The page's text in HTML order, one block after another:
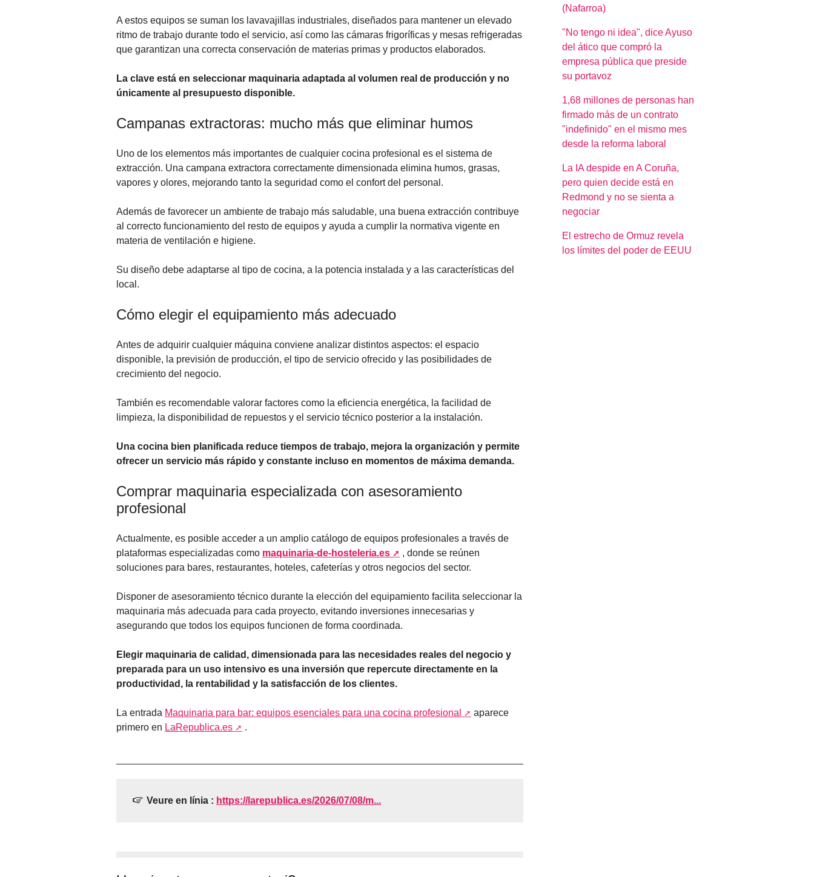
A estos equipos se suman los lavavajillas industriales, diseñados para mantener un elevado
ritmo de trabajo durante todo el servicio, así como las cámaras frigoríficas y mesas refrigeradas
que garantizan una correcta conservación de materias primas y productos elaborados.
La clave está en seleccionar maquinaria adaptada al volumen real de producción y no
únicamente al presupuesto disponible.
Campanas extractoras: mucho más que eliminar humos
Uno de los elementos más importantes de cualquier cocina profesional es el sistema de
extracción. Una campana extractora correctamente dimensionada elimina humos, grasas,
vapores y olores, mejorando tanto la seguridad como el confort del personal.
Además de favorecer un ambiente de trabajo más saludable, una buena extracción contribuye
al correcto funcionamiento del resto de equipos y ayuda a cumplir la normativa vigente en
materia de ventilación e higiene.
Su diseño debe adaptarse al tipo de cocina, a la potencia instalada y a las características del
local.
Cómo elegir el equipamiento más adecuado
Antes de adquirir cualquier máquina conviene analizar distintos aspectos: el espacio
disponible, la previsión de producción, el tipo de servicio ofrecido y las posibilidades de
crecimiento del negocio.
También es recomendable valorar factores como la eficiencia energética, la facilidad de
limpieza, la disponibilidad de repuestos y el servicio técnico posterior a la instalación.
Una cocina bien planificada reduce tiempos de trabajo, mejora la organización y permite
ofrecer un servicio más rápido y constante incluso en momentos de máxima demanda.
Comprar maquinaria especializada con asesoramiento
profesional
Actualmente, es posible acceder a un amplio catálogo de equipos profesionales a través de
plataformas especializadas como maquinaria-de-hosteleria.es
, donde se reúnen
soluciones para bares, restaurantes, hoteles, cafeterías y otros negocios del sector.
Disponer de asesoramiento técnico durante la elección del equipamiento facilita seleccionar la
maquinaria más adecuada para cada proyecto, evitando inversiones innecesarias y
asegurando que todos los equipos funcionen de forma coordinada.
Elegir maquinaria de calidad, dimensionada para las necesidades reales del negocio y
preparada para un uso intensivo es una inversión que repercute directamente en la
productividad, la rentabilidad y la satisfacción de los clientes.
La entrada Maquinaria para bar: equipos esenciales para una cocina profesional
aparece
primero en LaRepublica.es .
Veure en línia : https://larepublica.es/2026/07/08/m...
(Nafarroa)
"No tengo ni idea", dice Ayuso
del ático que compró la
empresa pública que preside
su portavoz
1,68 millones de personas han
firmado más de un contrato
"indefinido" en el mismo mes
desde la reforma laboral
La IA despide en A Coruña,
pero quien decide está en
Redmond y no se sienta a
negociar
El estrecho de Ormuz revela
los límites del poder de EEUU